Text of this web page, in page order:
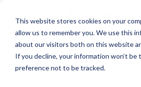
This website stores cookies on your
allow us to remember you. We use this
about our visitors both on this website
If you decline, your information won’t
preference not to be tracked.
Marley